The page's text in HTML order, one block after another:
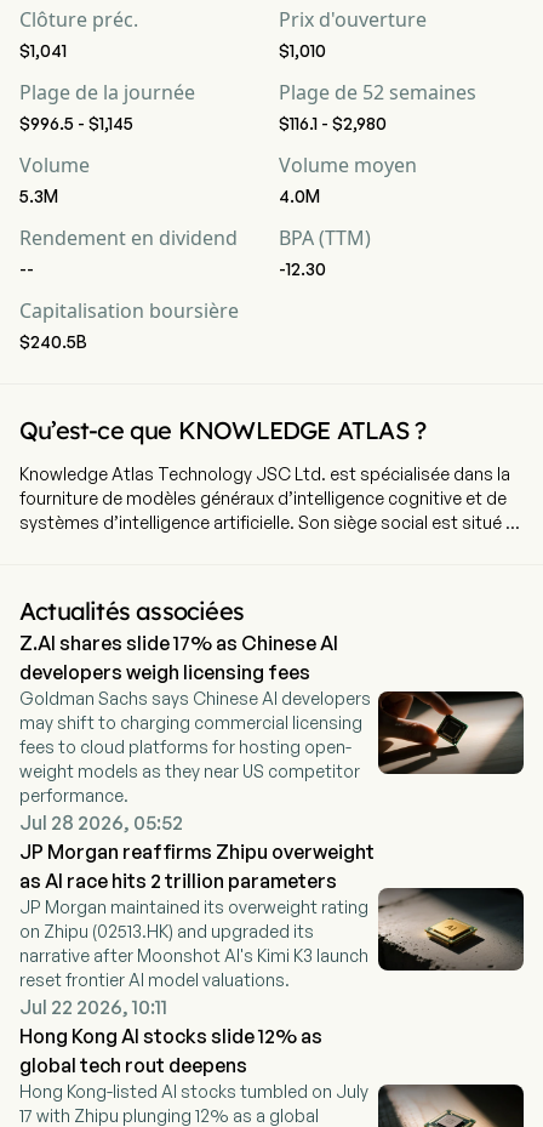
Clôture préc.
$1,041
Prix d'ouverture
$1,010
Plage de la journée
$996.5 - $1,145
Plage de 52 semaines
$116.1 - $2,980
Volume
5.3M
Volume moyen
4.0M
Rendement en dividend
--
BPA (TTM)
-12.30
Capitalisation boursière
$240.5B
Qu’est-ce que KNOWLEDGE ATLAS ?
Knowledge Atlas Technology JSC Ltd. est spécialisée dans la
fourniture de modèles généraux d’intelligence cognitive et de
systèmes d’intelligence artificielle. Son siège social est situé à
deux segments : le segment « Déploiement sur site », qui
développe et fournit des services personnalisés liés aux
grands modèles, conformément aux instructions et besoins
spécifiques des clients, sur l’infrastructure de ces derniers ; et
le segment « Déploiement basé sur le cloud », qui développe et
fournit des services liés aux grands modèles hébergés dans le
cloud, via une infrastructure cloud. Les produits et services de
l’entreprise sont principalement utilisés dans les domaines des
appareils intelligents, des technologies, de l’internet, des
services financiers, de la fabrication, de la vente au détail, de la
santé et d’autres secteurs. L’essentiel de ses activités se
déroule sur le marché national.
Actualités associées
Z.AI shares slide 17% as Chinese AI
developers weigh licensing fees
Goldman Sachs says Chinese AI developers
may shift to charging commercial licensing
fees to cloud platforms for hosting open-
weight models as they near US competitor
performance.
Jul 28 2026, 05:52
JP Morgan reaffirms Zhipu overweight
as AI race hits 2 trillion parameters
JP Morgan maintained its overweight rating
on Zhipu (02513.HK) and upgraded its
narrative after Moonshot AI's Kimi K3 launch
reset frontier AI model valuations.
Jul 22 2026, 10:11
Hong Kong AI stocks slide 12% as
global tech rout deepens
Hong Kong-listed AI stocks tumbled on July
17 with Zhipu plunging 12% as a global